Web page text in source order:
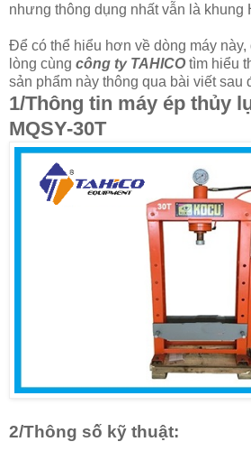
nhưng thông dụng nhất vẫn là khung
Để có thể hiểu hơn về dòng máy này,
lòng cùng công ty TAHICOtìm hiểu
sản phẩm này thông qua bài viết sau
1/Thông tin máy ép thủy
MQSY-30T
2/Thông số kỹ thuật: